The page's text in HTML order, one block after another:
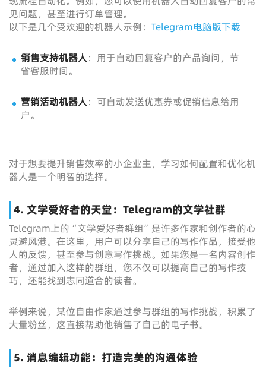
见问题，甚至进行订单管理。
以下是几个受欢迎的机器人示例： Telegram电脑版下载
销售支持机器人：用于自动回复客户的产品询问，节
省客服时间。
营销活动机器人：可自动发送优惠券或促销信息给用
户。
对于想要提升销售效率的小企业主，学习如何配置和优化机
器人是一个明智的选择。
4. 文学爱好者的天堂：Telegram的文学社群
Telegram上的“文学爱好者群组”是许多作家和创作者的心
灵避风港。在这里，用户可以分享自己的写作作品，接受他
人的反馈，甚至参与创意写作挑战。如果您是一名内容创作
者，通过加入这样的群组，您不仅可以提高自己的写作技
巧，还能找到志同道合的读者。
举例来说，某位自由作家通过参与群组的写作挑战，积累了
大量粉丝，这直接帮助他销售了自己的电子书。
5. 消息编辑功能：打造完美的沟通体验